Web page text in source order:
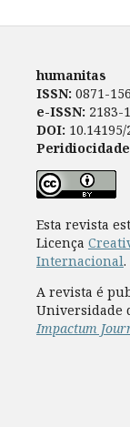
humanitas
ISSN:
e-ISSN: 2183-
DOI:
Esta revista
Licença
Internacional.
A revista é
Universidade
Impactum